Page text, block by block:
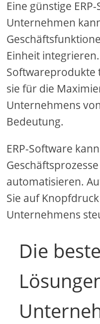
Eine günstige
Unternehmen
Einheit
Softwareprodukte
sie für die
Unternehmens
Bedeutung.
ERP-Software
automatisieren.
Sie auf
Unternehmens
Die